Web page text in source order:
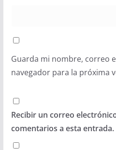
Guarda mi nombre, correo
navegador para la próxima
Recibir un correo
comentarios a esta entrada.